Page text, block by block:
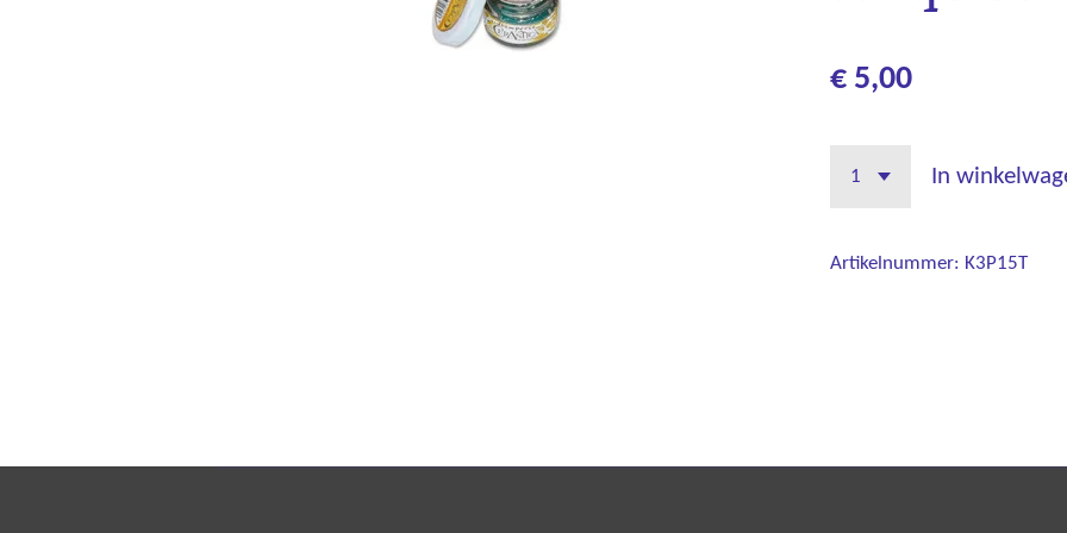
€ 5,00
In
Artikelnummer: K3P15T